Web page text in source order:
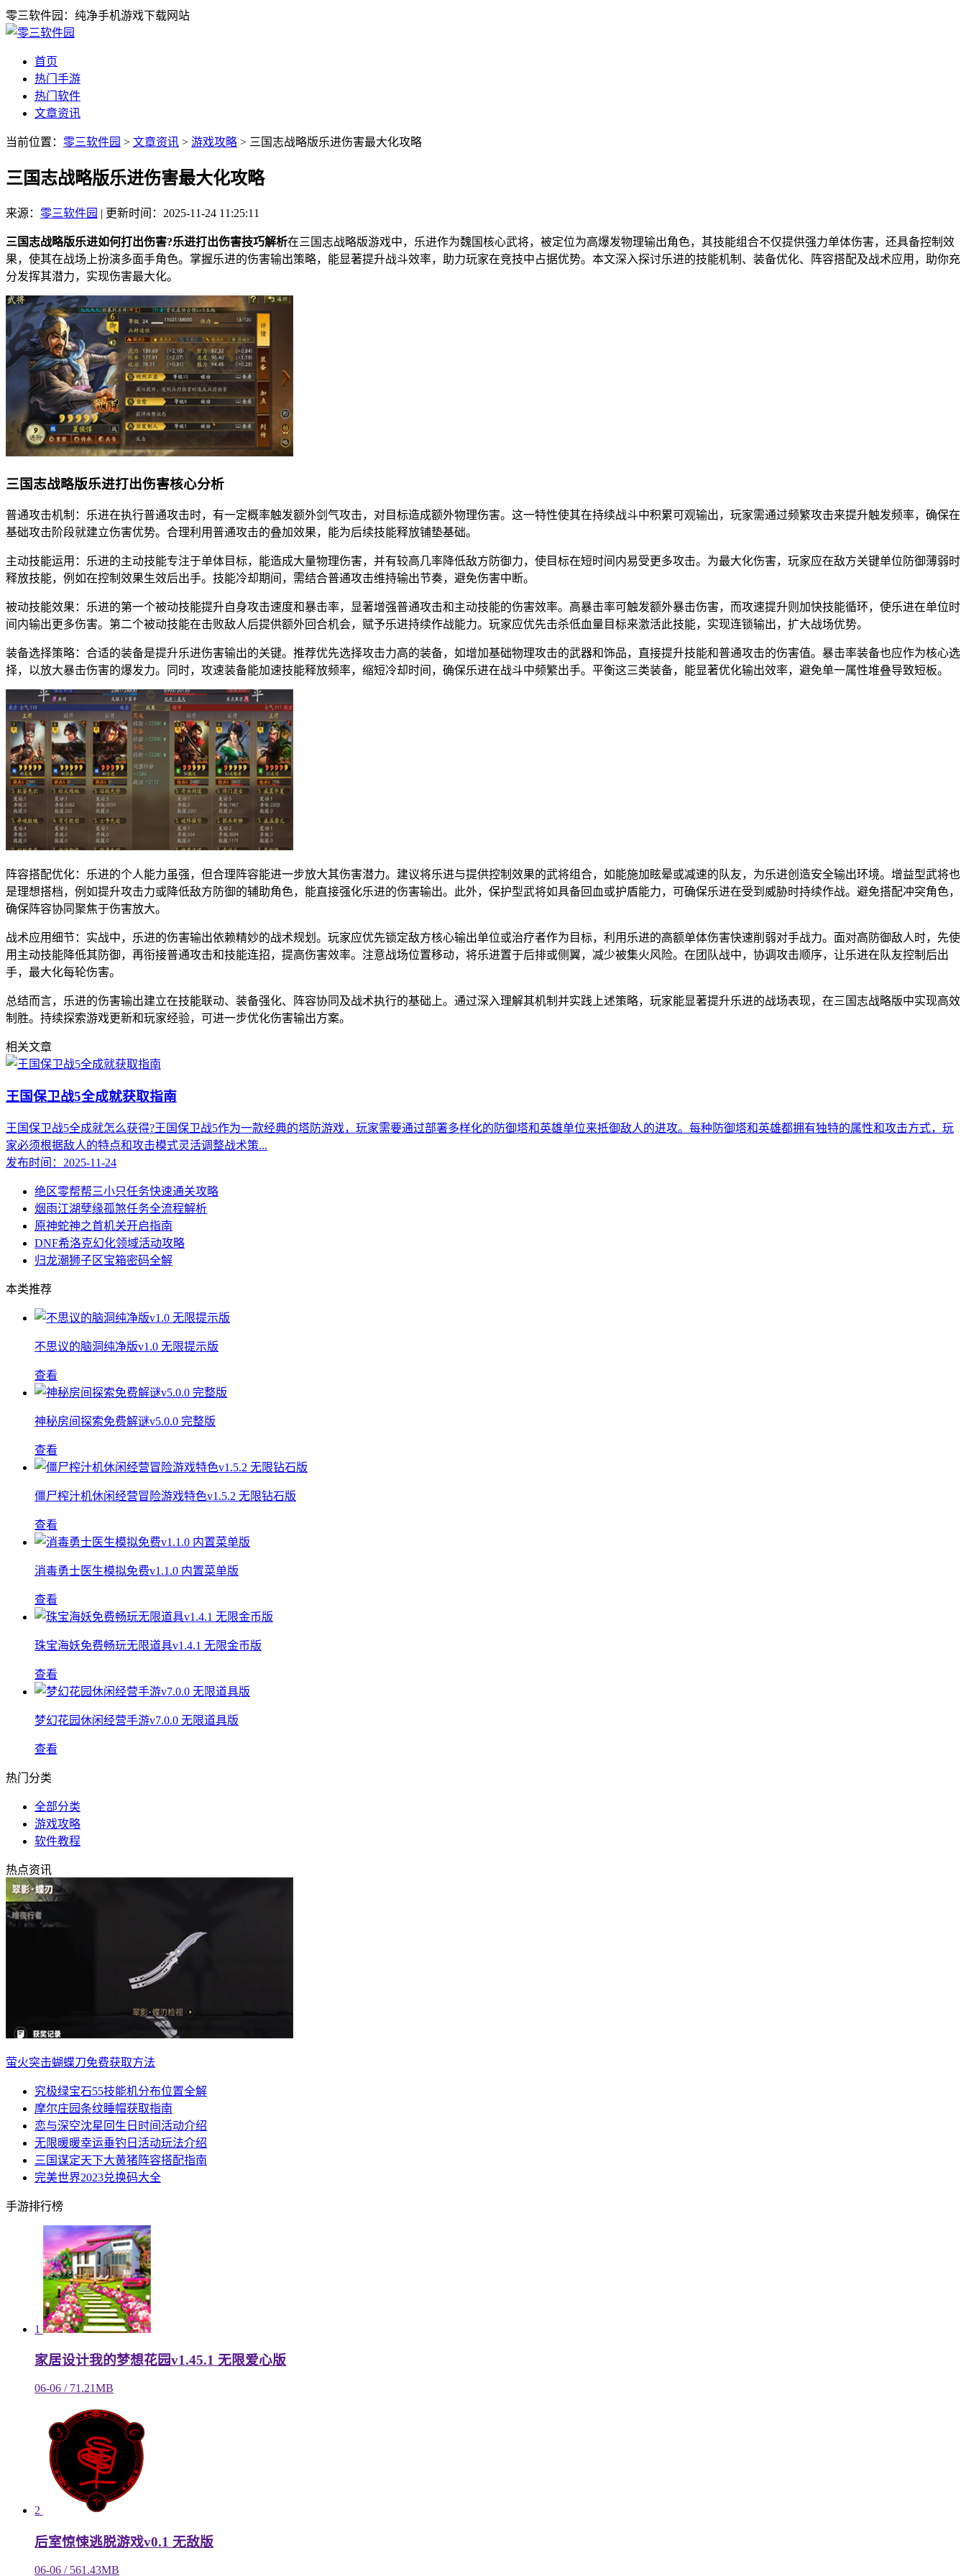
零三软件园：纯净手机游戏下载网站
首页
热门手游
热门软件
文章资讯
当前位置： 零三软件园 > 文章资讯 > 游戏攻略 > 三国志战略版乐进伤害最大化攻略
三国志战略版乐进伤害最大化攻略
来源： 零三软件园 | 更新时间：2025-11-24 11:25:11
三国志战略版乐进如何打出伤害?乐进打出伤害技巧解析在三国志战略版游戏中，乐进作为魏国核心武将，被定位为高爆发物理输出角色，其技能组合不仅提供强力单体伤害，还具备控制效
果，使其在战场上扮演多面手角色。掌握乐进的伤害输出策略，能显著提升战斗效率，助力玩家在竞技中占据优势。本文深入探讨乐进的技能机制、装备优化、阵容搭配及战术应用，助你充
分发挥其潜力，实现伤害最大化。
三国志战略版乐进打出伤害核心分析
普通攻击机制：乐进在执行普通攻击时，有一定概率触发额外剑气攻击，对目标造成额外物理伤害。这一特性使其在持续战斗中积累可观输出，玩家需通过频繁攻击来提升触发频率，确保在
基础攻击阶段就建立伤害优势。合理利用普通攻击的叠加效果，能为后续技能释放铺垫基础。
主动技能运用：乐进的主动技能专注于单体目标，能造成大量物理伤害，并有较高几率降低敌方防御力，使目标在短时间内易受更多攻击。为最大化伤害，玩家应在敌方关键单位防御薄弱时
释放技能，例如在控制效果生效后出手。技能冷却期间，需结合普通攻击维持输出节奏，避免伤害中断。
被动技能效果：乐进的第一个被动技能提升自身攻击速度和暴击率，显著增强普通攻击和主动技能的伤害效率。高暴击率可触发额外暴击伤害，而攻速提升则加快技能循环，使乐进在单位时
间内输出更多伤害。第二个被动技能在击败敌人后提供额外回合机会，赋予乐进持续作战能力。玩家应优先击杀低血量目标来激活此技能，实现连锁输出，扩大战场优势。
装备选择策略：合适的装备是提升乐进伤害输出的关键。推荐优先选择攻击力高的装备，如增加基础物理攻击的武器和饰品，直接提升技能和普通攻击的伤害值。暴击率装备也应作为核心选
择，以放大暴击伤害的爆发力。同时，攻速装备能加速技能释放频率，缩短冷却时间，确保乐进在战斗中频繁出手。平衡这三类装备，能显著优化输出效率，避免单一属性堆叠导致短板。
阵容搭配优化：乐进的个人能力虽强，但合理阵容能进一步放大其伤害潜力。建议将乐进与提供控制效果的武将组合，如能施加眩晕或减速的队友，为乐进创造安全输出环境。增益型武将也
是理想搭档，例如提升攻击力或降低敌方防御的辅助角色，能直接强化乐进的伤害输出。此外，保护型武将如具备回血或护盾能力，可确保乐进在受到威胁时持续作战。避免搭配冲突角色，
确保阵容协同聚焦于伤害放大。
战术应用细节：实战中，乐进的伤害输出依赖精妙的战术规划。玩家应优先锁定敌方核心输出单位或治疗者作为目标，利用乐进的高额单体伤害快速削弱对手战力。面对高防御敌人时，先使
用主动技能降低其防御，再衔接普通攻击和技能连招，提高伤害效率。注意战场位置移动，将乐进置于后排或侧翼，减少被集火风险。在团队战中，协调攻击顺序，让乐进在队友控制后出
手，最大化每轮伤害。
总结而言，乐进的伤害输出建立在技能联动、装备强化、阵容协同及战术执行的基础上。通过深入理解其机制并实践上述策略，玩家能显著提升乐进的战场表现，在三国志战略版中实现高效
制胜。持续探索游戏更新和玩家经验，可进一步优化伤害输出方案。
相关文章
王国保卫战5全成就获取指南
王国保卫战5全成就怎么获得?王国保卫战5作为一款经典的塔防游戏，玩家需要通过部署多样化的防御塔和英雄单位来抵御敌人的进攻。每种防御塔和英雄都拥有独特的属性和攻击方式，玩
家必须根据敌人的特点和攻击模式灵活调整战术策...
发布时间：2025-11-24
绝区零帮帮三小只任务快速通关攻略
烟雨江湖孽缘孤煞任务全流程解析
原神蛇神之首机关开启指南
DNF希洛克幻化领域活动攻略
归龙潮狮子区宝箱密码全解
本类推荐
不思议的脑洞纯净版v1.0 无限提示版
查看
神秘房间探索免费解谜v5.0.0 完整版
查看
僵尸榨汁机休闲经营冒险游戏特色v1.5.2 无限钻石版
查看
消毒勇士医生模拟免费v1.1.0 内置菜单版
查看
珠宝海妖免费畅玩无限道具v1.4.1 无限金币版
查看
梦幻花园休闲经营手游v7.0.0 无限道具版
查看
热门分类
全部分类
游戏攻略
软件教程
热点资讯
萤火突击蝴蝶刀免费获取方法
究极绿宝石55技能机分布位置全解
摩尔庄园条纹睡帽获取指南
恋与深空沈星回生日时间活动介绍
无限暖暖幸运垂钓日活动玩法介绍
三国谋定天下大黄猪阵容搭配指南
完美世界2023兑换码大全
手游排行榜
1
家居设计我的梦想花园v1.45.1 无限爱心版
06-06 / 71.21MB
2
后室惊悚逃脱游戏v0.1 无敌版
06-06 / 561.43MB